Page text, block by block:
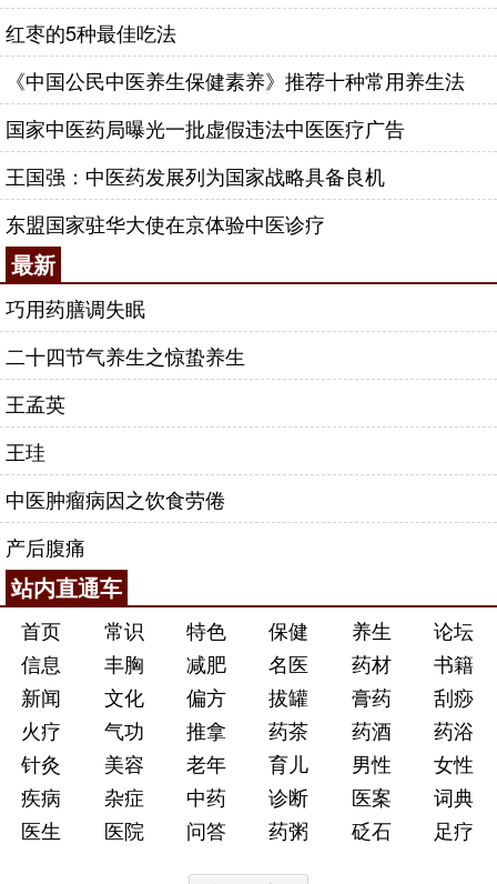
红枣的5种最佳吃法
《中国公民中医养生保健素养》推荐十种常用养生法
国家中医药局曝光一批虚假违法中医医疗广告
王国强：中医药发展列为国家战略具备良机
东盟国家驻华大使在京体验中医诊疗
最新
巧用药膳调失眠
二十四节气养生之惊蛰养生
王孟英
王珪
中医肿瘤病因之饮食劳倦
产后腹痛
站内直通车
首页 常识 特色 保健 养生
论坛
信息
丰胸 减肥 名医 药材
书籍
新闻
文化 偏方 拔罐 膏药
刮痧
火疗
气功 推拿 药茶 药酒
药浴
针灸
美容 老年 育儿 男性
女性
疾病
杂症 中药 诊断 医案
词典
医生
医院 问答 药粥 砭石 足疗